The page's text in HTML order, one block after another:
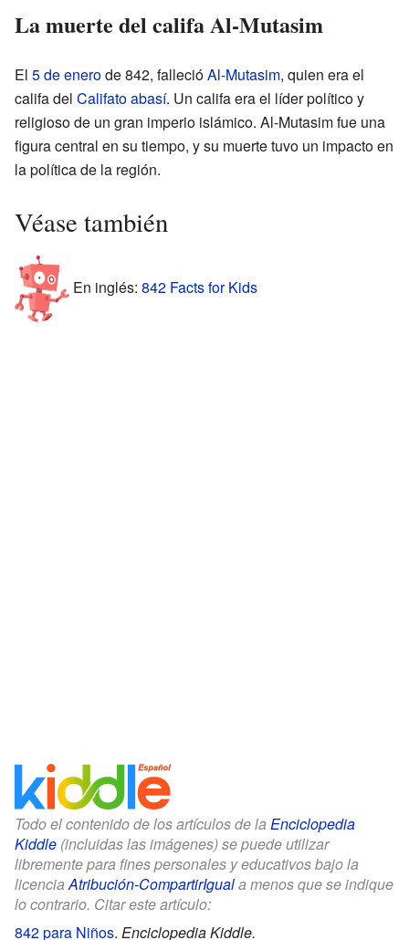
La muerte del califa Al-Mutasim
El 5 de enerode 842, fallecióAl-Mutasim, quien era el
califa del Califato abasí. Un califa era el líder político y
religioso de un gran imperio islámico. Al-Mutasim fue una
figura central en su tiempo, y su muerte tuvo un impacto en
la política de la región.
Véase también
En inglés: 842 Facts for Kids
Todo el contenido de los artículos de la Enciclopedia
Kiddle (incluidas las imágenes) se puede utilizar
libremente para fines personales y educativos bajo la
licencia Atribución-CompartirIguala menos que se indique
lo contrario. Citar este artículo:
842 para Niños. Enciclopedia Kiddle.